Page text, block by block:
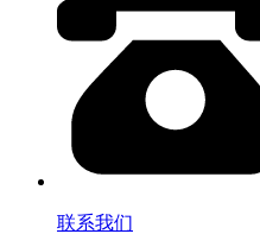
联系我们